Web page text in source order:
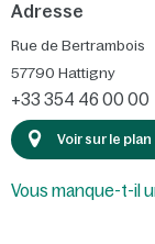
Adresse
Rue de Bertrambois
57790 Hattigny
+33 354 46 00 00
Voir sur le plan
Vous manque-t-il